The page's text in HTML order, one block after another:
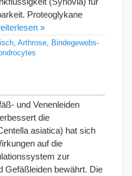
Proteoglykane
»
Arthrose
Bindegewebs-
und Venenleiden
die
asiatica) hat sich
auf die
zur
Gefäßleiden bewährt. Die